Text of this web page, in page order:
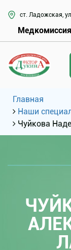
ст. Ладожская,
Медкомиссия
Главная
Наши
Чуйкова